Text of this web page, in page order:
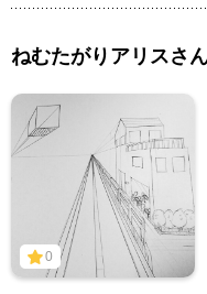
ねむたがりアリスさ
0